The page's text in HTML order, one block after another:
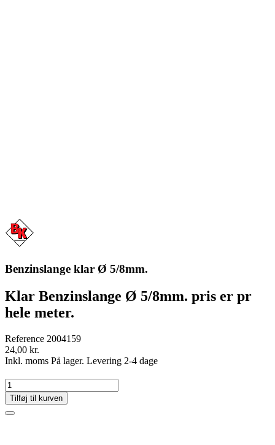
Benzinslange klar Ø 5/8mm.
Klar Benzinslange Ø 5/8mm. pris er pr
hele meter.
Reference 2004159
24,00 kr.
Inkl. moms På lager. Levering 2-4 dage
Tilføj til kurven